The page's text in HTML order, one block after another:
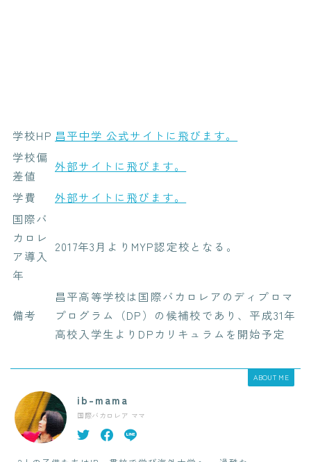
学校HP 昌平中学 公式サイトに飛びます。
学校偏
差値
外部サイトに飛びます。
学費
外部サイトに飛びます。
国際バ
カロレ
ア導入
年
2017年3月よりMYP認定校となる。
備考
昌平高等学校は国際バカロレアのディプロマ
プログラム（DP）の候補校であり、平成31年
高校入学生よりDPカリキュラムを開始予定
ABOUT ME
ib-mama
国際バカロレア ママ